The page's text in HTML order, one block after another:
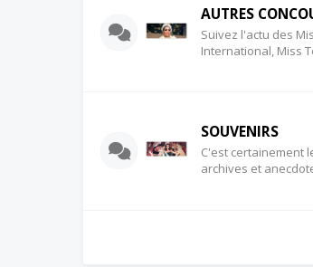
AUTRES
Suivez l'actu des
International, Miss
SOUVENIRS
C'est certainement
archives et